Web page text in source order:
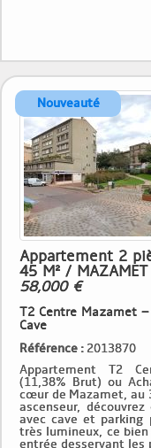
Appartement 2
45 M² /
58,000 €
T2 Centre Mazamet
Cave
Référence : 2013870
Appartement T2
(11,38% Brut) ou
cœur de Mazamet, au
ascenseur,
avec cave et parking
très lumineux, ce
entrée desservant les